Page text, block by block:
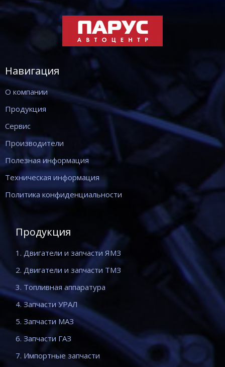
Навигация
О компании
Продукция
Сервис
Производители
Полезная информация
Техническая информация
Политика конфиденциальности
Продукция
1. Двигатели и запчасти ЯМЗ
2. Двигатели и запчасти ТМЗ
3. Топливная аппаратура
4. Запчасти УРАЛ
5. Запчасти МАЗ
6. Запчасти ГАЗ
7. Импортные запчасти